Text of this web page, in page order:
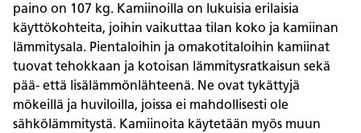
paino on 107 kg. Kamiinoilla on lukuisia erilaisia
käyttökohteita, joihin vaikuttaa tilan koko ja kamiinan
lämmitysala. Pientaloihin ja omakotitaloihin kamiinat
tuovat tehokkaan ja kotoisan lämmitysratkaisun sekä
pää- että lisälämmönlähteenä. Ne ovat tykättyjä
mökeillä ja huviloilla, joissa ei mahdollisesti ole
sähkölämmitystä. Kamiinoita käytetään myös muun